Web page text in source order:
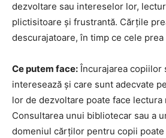
dezvoltare sau intereselor lor,
plictisitoare și frustrantă. Cărțile
descurajatoare, în timp ce cele
Ce putem face: Încurajarea copiilor
interesează și care sunt adecvate
lor de dezvoltare poate face lectura
Consultarea unui bibliotecar sau a
domeniul cărților pentru copii